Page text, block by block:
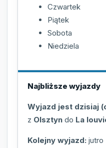
Czwartek
Piątek
Sobota
Niedziela
Najbliższe wyjazdy
Wyjazd jest dzisiaj
z Olsztyn do La
Kolejny wyjazd: jutro